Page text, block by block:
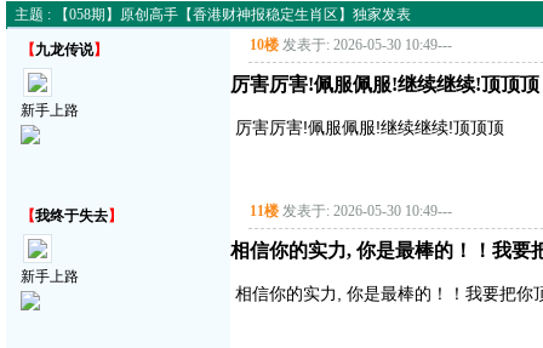
主题 : 【058期】原创高手【香港财神报稳定生肖区】独家发表
【九龙传说】
新手上路
10楼 发表于: 2026-05-30 10:49---
厉害厉害!佩服佩服!继续继续!顶顶顶
厉害厉害!佩服佩服!继续继续!顶顶顶
【我终于失去】
新手上路
11楼 发表于: 2026-05-30 10:49---
相信你的实力, 你是最棒的！！我要
相信你的实力, 你是最棒的！！我要把你